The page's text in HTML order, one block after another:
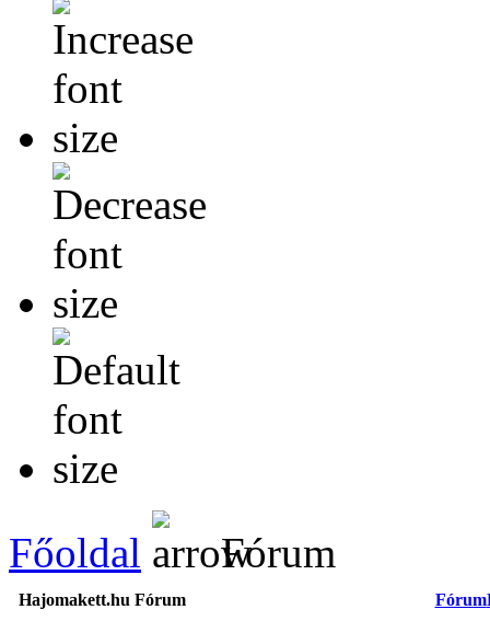
Főoldal Fórum
Hajomakett.hu Fórum Fórum